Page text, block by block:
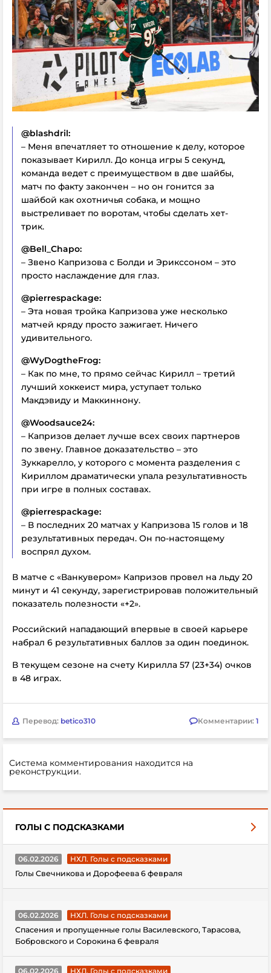
@blashdril:
– Меня впечатляет то отношение к делу, которое
показывает Кирилл. До конца игры 5 секунд,
команда ведет с преимуществом в две шайбы,
матч по факту закончен – но он гонится за
шайбой как охотничья собака, и мощно
выстреливает по воротам, чтобы сделать хет-
трик.
@Bell_Chapo:
– Звено Капризова с Болди и Эрикссоном – это
просто наслаждение для глаз.
@pierrespackage:
– Эта новая тройка Капризова уже несколько
матчей кряду просто зажигает. Ничего
удивительного.
@WyDogtheFrog:
– Как по мне, то прямо сейчас Кирилл – третий
лучший хоккеист мира, уступает только
Макдэвиду и Маккиннону.
@Woodsauce24:
– Капризов делает лучше всех своих партнеров
по звену. Главное доказательство – это
Зуккарелло, у которого с момента разделения с
Кириллом драматически упала результативность
при игре в полных составах.
@pierrespackage:
– В последних 20 матчах у Капризова 15 голов и 18
результативных передач. Он по-настоящему
воспрял духом.
В матче с «Ванкувером» Капризов провел на льду 20
минут и 41 секунду, зарегистрировав положительный
показатель полезности «+2».
Российский нападающий впервые в своей карьере
набрал 6 результативных баллов за один поединок.
В текущем сезоне на счету Кирилла 57 (23+34) очков
в 48 играх.
Перевод: betico310 Комментарии: 1
Система комментирования находится на
реконструкции.
ГОЛЫ С ПОДСКАЗКАМИ
06.02.2026
НХЛ. Голы с подсказками
Голы Свечникова и Дорофеева 6 февраля
06.02.2026
НХЛ. Голы с подсказками
Спасения и пропущенные голы Василевского, Тарасова,
Бобровского и Сорокина 6 февраля
06.02.2026
НХЛ. Голы с подсказками